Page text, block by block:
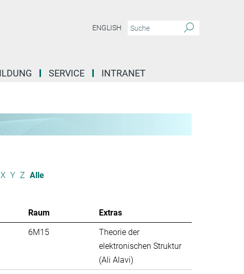
ENGLISH
SERVICE INTRANET
X Y Z Alle
Raum
Extras
6M15
Theorie der
elektronischen Struktur
(Ali Alavi)